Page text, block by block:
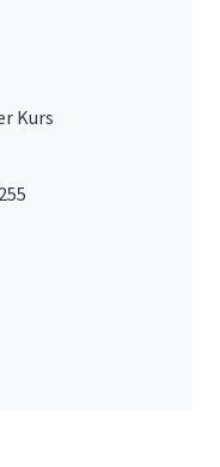
Kurs
255